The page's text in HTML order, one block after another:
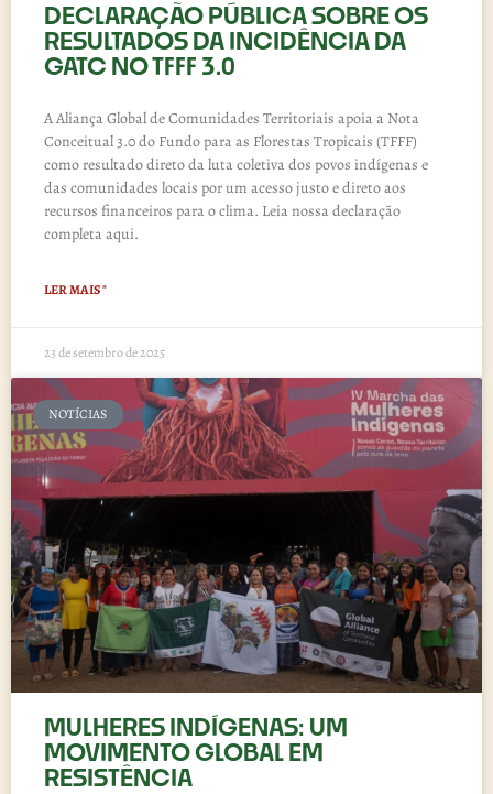
DECLARAÇÃO PÚBLICA SOBRE OS
RESULTADOS DA INCIDÊNCIA DA
GATC NO TFFF 3.0
A Aliança Global de Comunidades Territoriais apoia a Nota
Conceitual 3.0 do Fundo para as Florestas Tropicais (TFFF)
como resultado direto da luta coletiva dos povos indígenas e
das comunidades locais por um acesso justo e direto aos
recursos financeiros para o clima. Leia nossa declaração
completa aqui.
LER MAIS "
23 de setembro de 2025
NOTÍCIAS
MULHERES INDÍGENAS: UM
MOVIMENTO GLOBAL EM
RESISTÊNCIA